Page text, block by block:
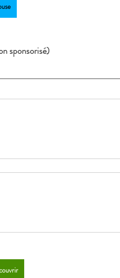
sponsorisé)